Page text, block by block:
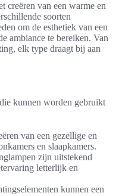
creëren van een warme en
soorten
om de esthetiek van een
ambiance te bereiken. Van
elk type draagt bij aan
kunnen worden gebruikt
van een gezellige en
en slaapkamers.
zijn uitstekend
letterlijk en
kunnen een